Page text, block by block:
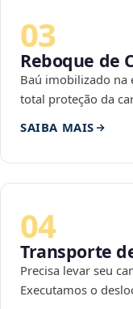
03
Reboque de
Baú imobilizado na
total proteção da
SAIBA MAIS
04
Transporte
Precisa levar seu
Executamos o